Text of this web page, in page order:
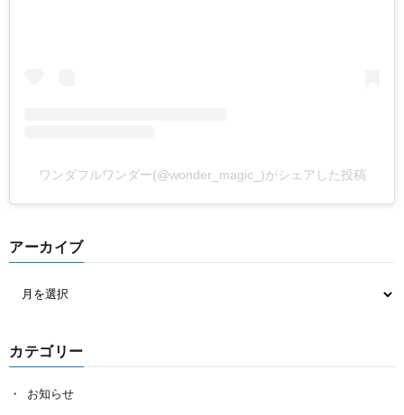
ワンダフルワンダー(@wonder_magic_)がシェアした投稿
アーカイブ
カテゴリー
お知らせ